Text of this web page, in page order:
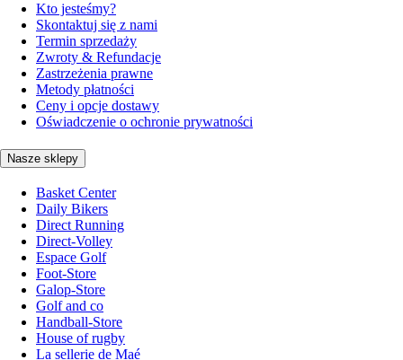
Kto jesteśmy?
Skontaktuj się z nami
Termin sprzedaży
Zwroty & Refundacje
Zastrzeżenia prawne
Metody płatności
Ceny i opcje dostawy
Oświadczenie o ochronie prywatności
Nasze sklepy
Basket Center
Daily Bikers
Direct Running
Direct-Volley
Espace Golf
Foot-Store
Galop-Store
Golf and co
Handball-Store
House of rugby
La sellerie de Maé